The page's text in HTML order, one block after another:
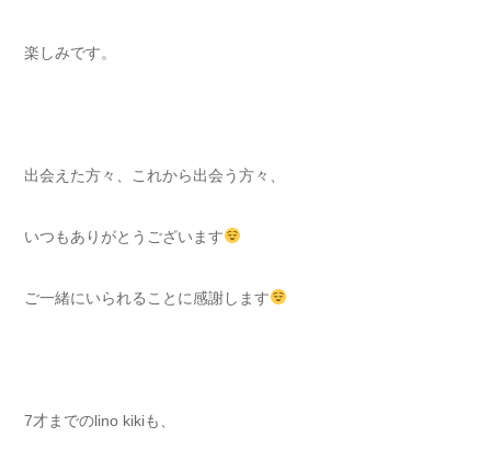
楽しみです。
出会えた方々、これから出会う方々、
いつもありがとうございます
ご一緒にいられることに感謝します
7才までのlino kikiも、